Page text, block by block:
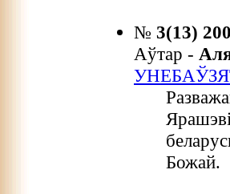
№ 3(13)
Аўтар -
Божай.